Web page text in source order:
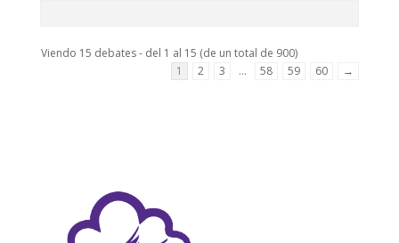
Viendo 15 debates - del 1 al 15 (de un total de 900)
1
2 3 … 58 59 60 →